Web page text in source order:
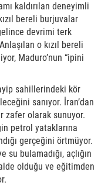
kaldırılan deneyimli
bereli burjuvalar
devrimi terk
o kızıl bereli
Maduro’nun “ipini
sahillerindeki kör
sanıyor. İran’dan
zafer olarak sunuyor.
petrol yataklarına
gerçeğini örtmüyor.
su bulamadığı, açlığın
olduğu ve eğitimden